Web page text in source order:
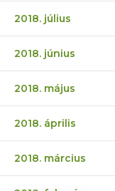
2018. július
2018. június
2018. május
2018. április
2018. március